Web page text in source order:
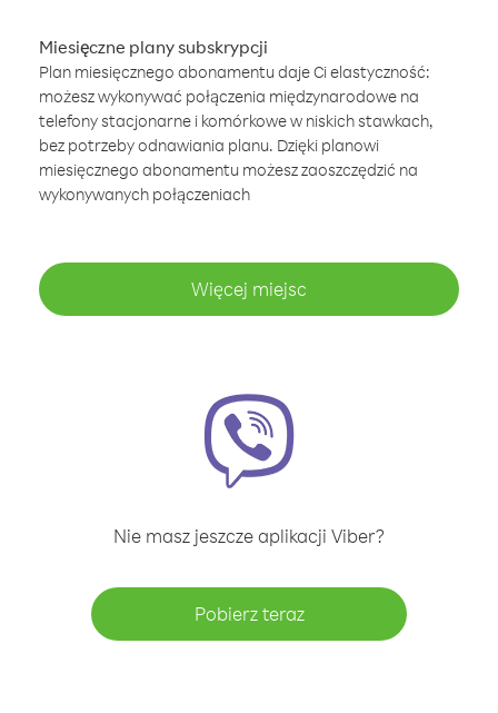
Miesięczne plany subskrypcji
Plan miesięcznego abonamentu daje Ci elastyczność:
możesz wykonywać połączenia międzynarodowe na
telefony stacjonarne i komórkowe w niskich stawkach,
bez potrzeby odnawiania planu. Dzięki planowi
miesięcznego abonamentu możesz zaoszczędzić na
wykonywanych połączeniach
Więcej miejsc
Nie masz jeszcze aplikacji Viber?
Pobierz teraz